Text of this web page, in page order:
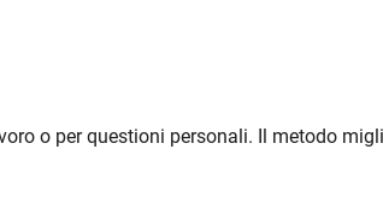
o per questioni personali. Il metodo